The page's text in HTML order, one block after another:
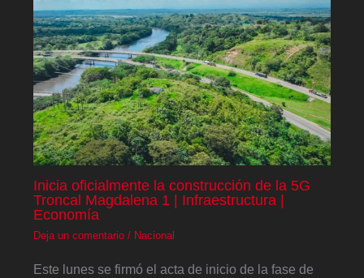
Inicia oficialmente la construcción de la 5G
Troncal Magdalena 1 | Infraestructura |
Economía
Deja un comentario / Nacional
Este lunes se firmó el acta de inicio de la fase de